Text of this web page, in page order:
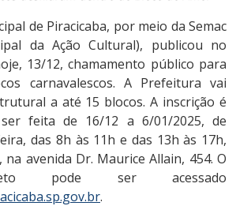
de Piracicaba, por meio da Semac
da Ação Cultural), publicou no
13/12, chamamento público para
carnavalescos. A Prefeitura vai
a até 15 blocos. A inscrição é
feita de 16/12 a 6/01/2025, de
das 8h às 11h e das 13h às 17h,
na avenida Dr. Maurice Allain, 454. O
pode ser acessado
.